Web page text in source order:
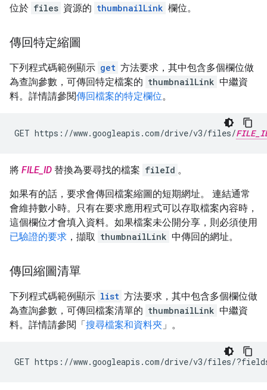
位於 files 資源的 thumbnailLink 欄位。
傳回特定縮圖
下列程式碼範例顯示 get 方法要求，其中包含多個欄位做
為查詢參數，可傳回特定檔案的 thumbnailLink 中繼資
料。詳情請參閱傳回檔案的特定欄位。
GET https://www.googleapis.com/drive/v3/files/
將 FILE_ID 替換為要尋找的檔案 fileId 。
如果有的話，要求會傳回檔案縮圖的短期網址。 連結通常
會維持數小時。只有在要求應用程式可以存取檔案內容時，
這個欄位才會填入資料。如果檔案未公開分享，則必須使用
已驗證的要求 ，擷取 thumbnailLink 中傳回的網址。
傳回縮圖清單
下列程式碼範例顯示 list 方法要求，其中包含多個欄位做
為查詢參數，可傳回檔案清單的 thumbnailLink 中繼資
料。詳情請參閱「搜尋檔案和資料夾 」。